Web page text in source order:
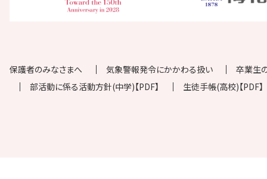
保護者のみなさまへ 気象警報発令にかかわる扱い
卒業生
部活動に係る活動方針(中学)【PDF】
生徒手帳(高校)【PDF】